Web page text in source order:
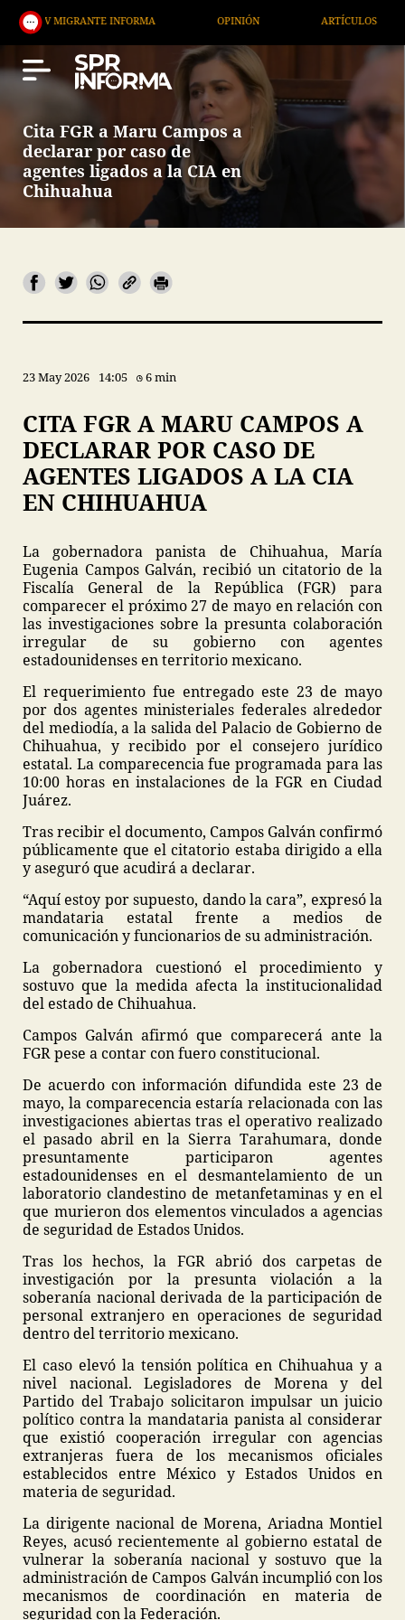
INFORMA OPINIÓN ARTÍCULOS ARTE /
Cita FGR a Maru Campos a
declarar por caso de
agentes ligados a la CIA en
Chihuahua
23 May 2026 14:05 6 min
CITA FGR A MARU CAMPOS A
DECLARAR POR CASO DE
AGENTES LIGADOS A LA CIA
EN CHIHUAHUA
La gobernadora panista de Chihuahua, María
Eugenia Campos Galván, recibió un citatorio de la
Fiscalía General de la República (FGR) para
comparecer el próximo 27 de mayo en relación con
las investigaciones sobre la presunta colaboración
irregular de su gobierno con agentes
estadounidenses en territorio mexicano.
El requerimiento fue entregado este 23 de mayo
por dos agentes ministeriales federales alrededor
del mediodía, a la salida del Palacio de Gobierno de
Chihuahua, y recibido por el consejero jurídico
estatal. La comparecencia fue programada para las
10:00 horas en instalaciones de la FGR en Ciudad
Juárez.
Tras recibir el documento, Campos Galván confirmó
públicamente que el citatorio estaba dirigido a ella
y aseguró que acudirá a declarar.
“Aquí estoy por supuesto, dando la cara”, expresó la
mandataria estatal frente a medios de
comunicación y funcionarios de su administración.
La gobernadora cuestionó el procedimiento y
sostuvo que la medida afecta la institucionalidad
del estado de Chihuahua.
Campos Galván afirmó que comparecerá ante la
FGR pese a contar con fuero constitucional.
De acuerdo con información difundida este 23 de
mayo, la comparecencia estaría relacionada con las
investigaciones abiertas tras el operativo realizado
el pasado abril en la Sierra Tarahumara, donde
presuntamente participaron agentes
estadounidenses en el desmantelamiento de un
laboratorio clandestino de metanfetaminas y en el
que murieron dos elementos vinculados a agencias
de seguridad de Estados Unidos.
Tras los hechos, la FGR abrió dos carpetas de
investigación por la presunta violación a la
soberanía nacional derivada de la participación de
personal extranjero en operaciones de seguridad
dentro del territorio mexicano.
El caso elevó la tensión política en Chihuahua y a
nivel nacional. Legisladores de Morena y del
Partido del Trabajo solicitaron impulsar un juicio
político contra la mandataria panista al considerar
que existió cooperación irregular con agencias
extranjeras fuera de los mecanismos oficiales
establecidos entre México y Estados Unidos en
materia de seguridad.
La dirigente nacional de Morena, Ariadna Montiel
Reyes, acusó recientemente al gobierno estatal de
vulnerar la soberanía nacional y sostuvo que la
administración de Campos Galván incumplió con los
mecanismos de coordinación en materia de
seguridad con la Federación.